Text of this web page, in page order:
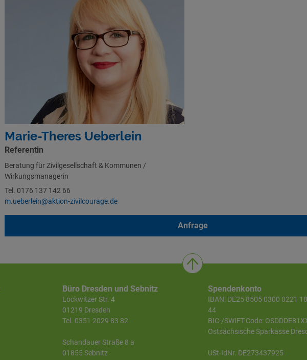
Marie-Theres Ueberlein
Referentin
Beratung für Zivilgesellschaft & Kommunen /
Wirkungsmanagerin
Tel. 0176 137 142 66
m.ueberlein@aktion-zivilcourage.de
Anfrage
Büro Dresden und Sebnitz
Lockwitzer Str. 4
01219 Dresden
Tel. 0351 2029 83 82
Schandauer Straße 8 a
01855 Sebnitz
Spendenkonto
IBAN: DE25 8505 0300 0221
44
BIC-/SWIFT-Code:
Ostsächsische Sparkasse
USt-IdNr. DE273437925